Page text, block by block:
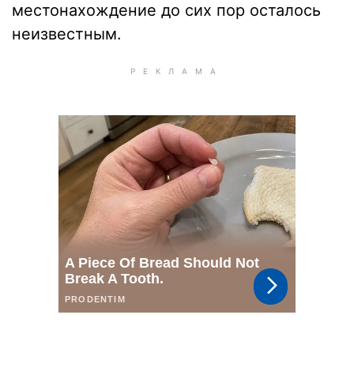
местонахождение до сих пор осталось
неизвестным.